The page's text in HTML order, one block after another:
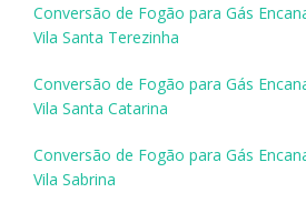
Conversão de Fogão para Gás
Vila Santa Terezinha
Conversão de Fogão para Gás
Vila Santa Catarina
Conversão de Fogão para Gás
Vila Sabrina